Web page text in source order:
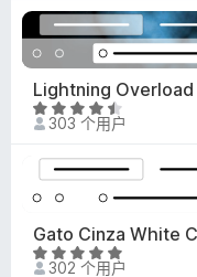
4
.
7
/
5
Lightning Overload
评
分
4
7
/
5
303 个用户
Gato Cinza White
评
302 个用户